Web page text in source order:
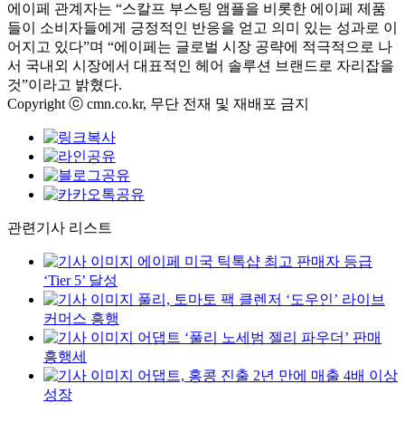
에이페 관계자는 “스칼프 부스팅 앰플을 비롯한 에이페 제품
들이 소비자들에게 긍정적인 반응을 얻고 의미 있는 성과로 이
어지고 있다”며 “에이페는 글로벌 시장 공략에 적극적으로 나
서 국내외 시장에서 대표적인 헤어 솔루션 브랜드로 자리잡을
것”이라고 밝혔다.
Copyright ⓒ cmn.co.kr, 무단 전재 및 재배포 금지
관련기사 리스트
에이페 미국 틱톡샵 최고 판매자 등급
‘Tier 5’ 달성
풀리, 토마토 팩 클렌저 ‘도우인’ 라이브
커머스 흥행
어댑트 ‘풀리 노세범 젤리 파우더’ 판매
흥행세
어댑트, 홍콩 진출 2년 만에 매출 4배 이상
성장